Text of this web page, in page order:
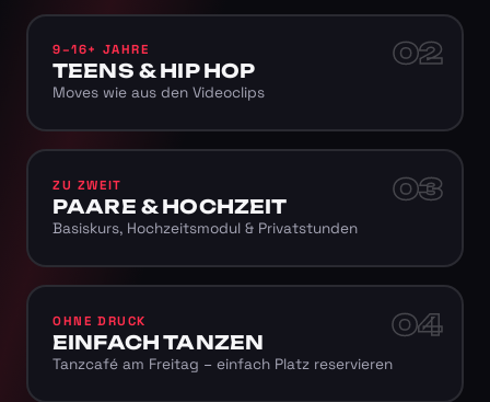
02
9–16+ JAHRE
TEENS & HIP HOP
Moves wie aus den Videoclips
03
ZU ZWEIT
PAARE & HOCHZEIT
Basiskurs, Hochzeitsmodul & Privatstunden
04
OHNE DRUCK
EINFACH TANZEN
Tanzcafé am Freitag – einfach Platz reservieren